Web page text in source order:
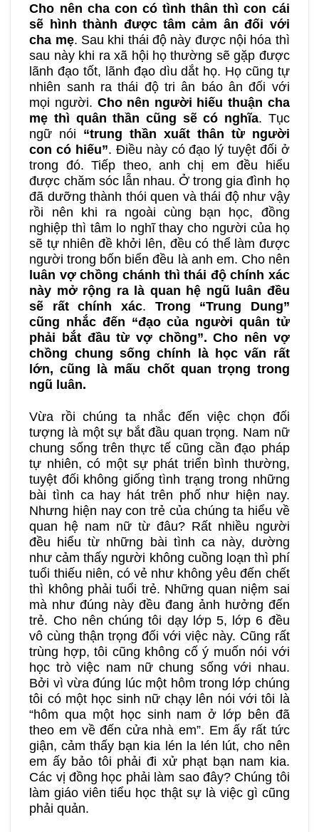
Cho nên cha con có tình thân thì con cái
sẽ hình thành được tâm cảm ân đối với
cha mẹ. Sau khi thái độ này được nội hóa thì
sau này khi ra xã hội họ thường sẽ gặp được
lãnh đạo tốt, lãnh đạo dìu dắt họ. Họ cũng tự
nhiên sanh ra thái độ tri ân báo ân đối với
mọi người. Cho nên người hiếu thuận cha
mẹ thì quân thần cũng sẽ có nghĩa. Tục
ngữ nói “trung thần xuất thân từ người
con có hiếu”. Điều này có đạo lý tuyệt đối ở
trong đó. Tiếp theo, anh chị em đều hiểu
được chăm sóc lẫn nhau. Ở trong gia đình họ
đã dưỡng thành thói quen và thái độ như vậy
rồi nên khi ra ngoài cùng bạn học, đồng
nghiệp thì tâm lo nghĩ thay cho người của họ
sẽ tự nhiên đề khởi lên, đều có thể làm được
người trong bốn biển đều là anh em. Cho nên
luân vợ chồng chánh thì thái độ chính xác
này mở rộng ra là quan hệ ngũ luân đều
sẽ rất chính xác. Trong “Trung Dung”
cũng nhắc đến “đạo của người quân tử
phải bắt đầu từ vợ chồng”. Cho nên vợ
chồng chung sống chính là học vấn rất
lớn, cũng là mấu chốt quan trọng trong
ngũ luân.
Vừa rồi chúng ta nhắc đến việc chọn đối
tượng là một sự bắt đầu quan trọng. Nam nữ
chung sống trên thực tế cũng cần đạo pháp
tự nhiên, có một sự phát triển bình thường,
tuyệt đối không giống tình trạng trong những
bài tình ca hay hát trên phố như hiện nay.
Nhưng hiện nay con trẻ của chúng ta hiểu về
quan hệ nam nữ từ đâu? Rất nhiều người
đều hiểu từ những bài tình ca này, dường
như cảm thấy người không cuồng loạn thì phí
tuổi thiếu niên, có vẻ như không yêu đến chết
thì không phải tuổi trẻ. Những quan niệm sai
mà như đúng này đều đang ảnh hưởng đến
trẻ. Cho nên chúng tôi dạy lớp 5, lớp 6 đều
vô cùng thận trọng đối với việc này. Cũng rất
trùng hợp, tôi cũng không cố ý muốn nói với
học trò việc nam nữ chung sống với nhau.
Bởi vì vừa đúng lúc một hôm trong lớp chúng
tôi có một học sinh nữ chạy lên nói với tôi là
“hôm qua một học sinh nam ở lớp bên đã
theo em về đến cửa nhà em”. Em ấy rất tức
giận, cảm thấy bạn kia lén la lén lút, cho nên
em ấy bảo tôi phải đi xử phạt bạn nam kia.
Các vị đồng học phải làm sao đây? Chúng tôi
làm giáo viên tiểu học thật sự là việc gì cũng
phải quản.